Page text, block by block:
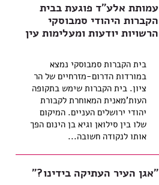
עמותת אלע"ד פוגעת בבית
הקברות היהודי סמבוסקי
הרשויות יודעות ומעלימות עין
בית הקברות סמבוסקי נמצא
במורדות הדרום-מזרחיים של הר
ציון. בית הקברות שימש בתקופה
העות'מאנית המאוחרת לקבורת
יהודי ירושלים העניים. המיקום
שלו בין סילואן וגיא בן הינום הפך
אותו לנקודה חשובה...
"אגן העיר העתיקה בידינו?"